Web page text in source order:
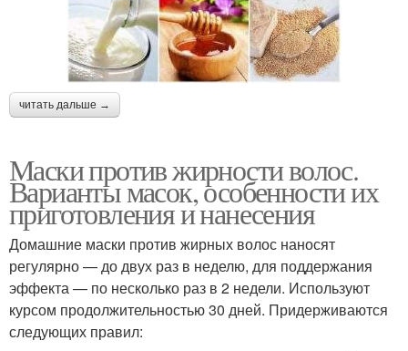
читать дальше →
Маски против жирности волос.
Варианты масок, особенности их
приготовления и нанесения
Домашние маски против жирных волос наносят
регулярно — до двух раз в неделю, для поддержания
эффекта — по несколько раз в 2 недели. Используют
курсом продолжительностью 30 дней. Придерживаются
следующих правил: